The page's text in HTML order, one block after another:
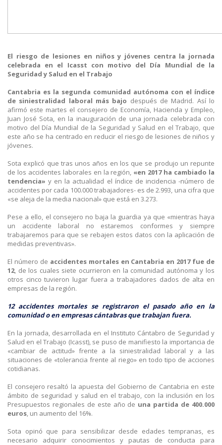
El riesgo de lesiones en niños y jóvenes centra la jornada
celebrada en el Icasst con motivo del Día Mundial de la
Seguridad y Salud en el Trabajo
Cantabria es la segunda comunidad autónoma con el índice
de siniestralidad laboral más bajo después de Madrid. Así lo
afirmó este martes el consejero de Economía, Hacienda y Empleo,
Juan José Sota, en la inauguración de una jornada celebrada con
motivo del Día Mundial de la Seguridad y Salud en el Trabajo, que
este año se ha centrado en reducir el riesgo de lesiones de niños y
jóvenes.
Sota explicó que tras unos años en los que se produjo un repunte
de los accidentes laborales en la región, «en 2017 ha cambiado la
tendencia» y en la actualidad el índice de incidencia -número de
accidentes por cada 100.000 trabajadores- es de 2.993, una cifra que
«se aleja de la media nacional» que está en 3.273.
Pese a ello, el consejero no baja la guardia ya que «mientras haya
un accidente laboral no estaremos conformes y siempre
trabajaremos para que se rebajen estos datos con la aplicación de
medidas preventivas».
El número de accidentes mortales en Cantabria en 2017 fue de
12, de los cuales siete ocurrieron en la comunidad autónoma y los
otros cinco tuvieron lugar fuera a trabajadores dados de alta en
empresas de la región.
12 accidentes mortales se registraron el pasado año en la
comunidad o en empresas cántabras que trabajan fuera.
En la jornada, desarrollada en el Instituto Cántabro de Seguridad y
Salud en el Trabajo (Icasst), se puso de manifiesto la importancia de
«cambiar de actitud» frente a la siniestralidad laboral y a las
situaciones de «tolerancia frente al riego» en todo tipo de acciones
cotidianas.
El consejero resaltó la apuesta del Gobierno de Cantabria en este
ámbito de seguridad y salud en el trabajo, con la inclusión en los
Presupuestos regionales de este año de una partida de 400.000
euros, un aumento del 16%.
Sota opinó que para sensibilizar desde edades tempranas, es
necesario adquirir conocimientos y pautas de conducta para